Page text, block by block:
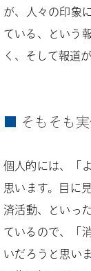
が、人々の印象
ている、という
く、そして報道
そもそも
個人的には、「
思います。目に
済活動、といっ
ているので、「
いだろうと思い